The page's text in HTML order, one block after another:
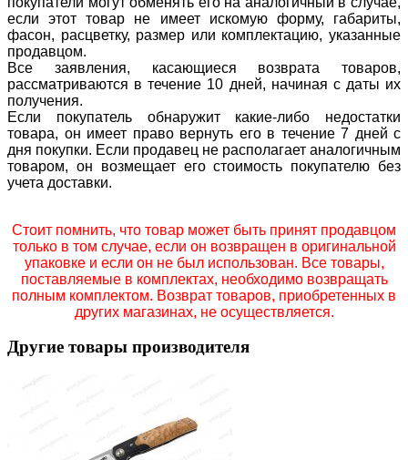
если этот товар не имеет искомую форму, габариты,
фасон, расцветку, размер или комплектацию, указанные
продавцом.
Все заявления, касающиеся возврата товаров,
рассматриваются в течение 10 дней, начиная с даты их
получения.
Если покупатель обнаружит какие-либо недостатки
товара, он имеет право вернуть его в течение 7 дней с
дня покупки. Если продавец не располагает аналогичным
товаром, он возмещает его стоимость покупателю без
учета доставки.
Стоит помнить, что товар может быть принят продавцом
только в том случае, если он возвращен в оригинальной
упаковке и если он не был использован. Все товары,
поставляемые в комплектах, необходимо возвращать
полным комплектом. Возврат товаров, приобретенных в
других магазинах, не осуществляется.
Другие товары производителя